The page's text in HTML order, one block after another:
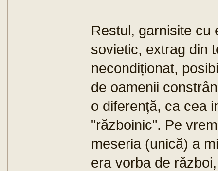
Restul, garnisite cu
sovietic, extrag din
necondiționat,
de oamenii
o diferență, ca cea
"războinic". Pe
meseria (unică) a
era vorba de